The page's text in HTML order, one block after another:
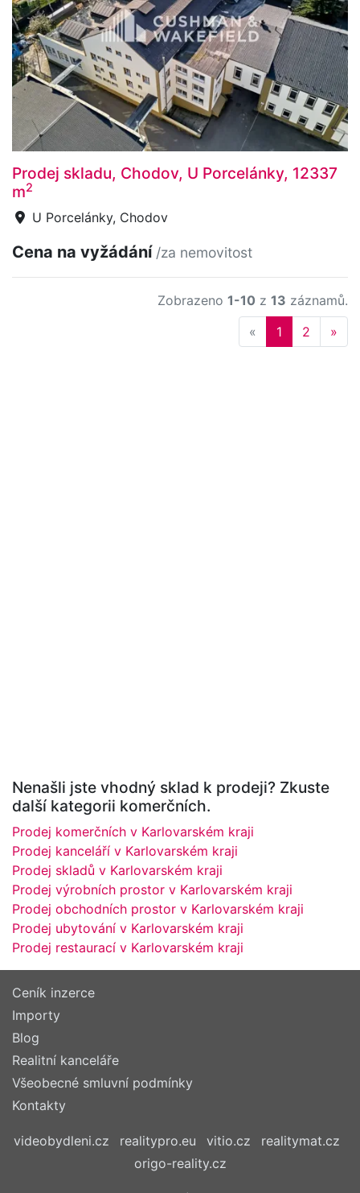
Prodej skladu, Chodov, U Porcelánky, 12337
m2
U Porcelánky, Chodov
Cena na vyžádání /za nemovitost
Zobrazeno 1-10 z 13 záznamů.
« Previous
1 2 »
Nenašli jste vhodný sklad k prodeji? Zkuste
další kategorii komerčních.
Prodej komerčních v Karlovarském kraji
Prodej kanceláří v Karlovarském kraji
Prodej skladů v Karlovarském kraji
Prodej výrobních prostor v Karlovarském kraji
Prodej obchodních prostor v Karlovarském kraji
Prodej ubytování v Karlovarském kraji
Prodej restaurací v Karlovarském kraji
Ceník inzerce
Importy
Blog
Realitní kanceláře
Všeobecné smluvní podmínky
Kontakty
videobydleni.cz realitypro.eu vitio.cz
realitymat.cz
origo-reality.cz